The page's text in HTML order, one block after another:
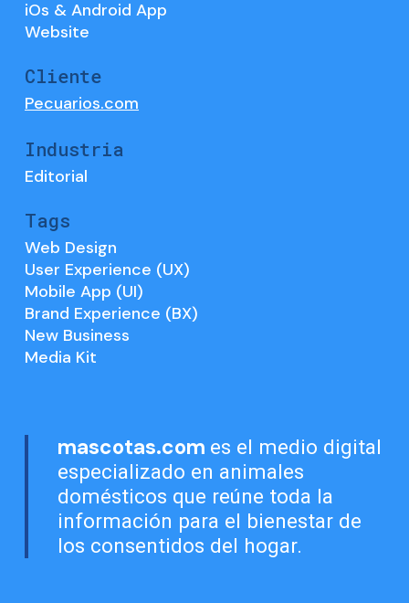
iOs & Android App
Website
Cliente
Pecuarios.com
Industria
Editorial
Tags
Web Design
User Experience (UX)
Mobile App (UI)
Brand Experience (BX)
New Business
Media Kit
mascotas.com es el medio digital
especializado en animales
domésticos que reúne toda la
información para el bienestar de
los consentidos del hogar.